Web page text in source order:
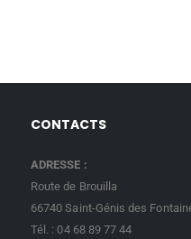
CONTACTS
ADRESSE :
Route de Brouilla
66740 Saint-Génis des
Tél. : 04 68 89 77 44